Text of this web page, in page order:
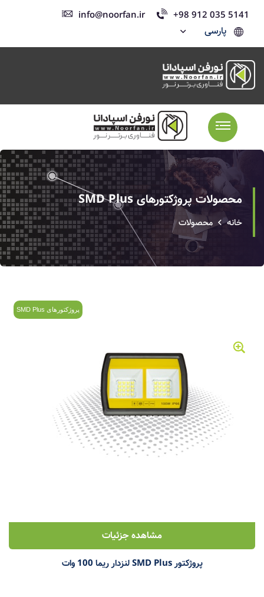
+98 912 035 5141
info@noorfan.ir
پارسی
محصولات پروژکتورهای SMD Plus
خانه محصولات
پروژکتورهای SMD Plus
مشاهده جزئیات
پروژکتور SMD Plus لنزدار ریما 100 وات